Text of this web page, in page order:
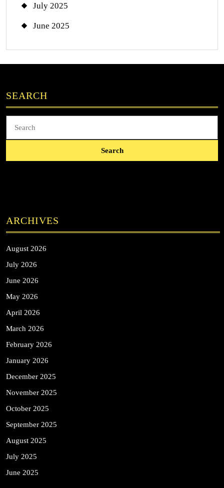
July 2025
June 2025
SEARCH
for:
ARCHIVES
August 2026
July 2026
June 2026
May 2026
April 2026
March 2026
February 2026
January 2026
December 2025
November 2025
October 2025
September 2025
August 2025
July 2025
June 2025